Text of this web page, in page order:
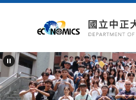
要
內
容
區